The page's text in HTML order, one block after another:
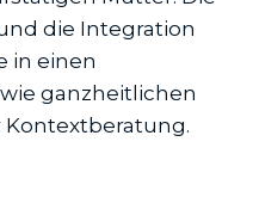
die Integration
in einen
ganzheitlichen
Kontextberatung.